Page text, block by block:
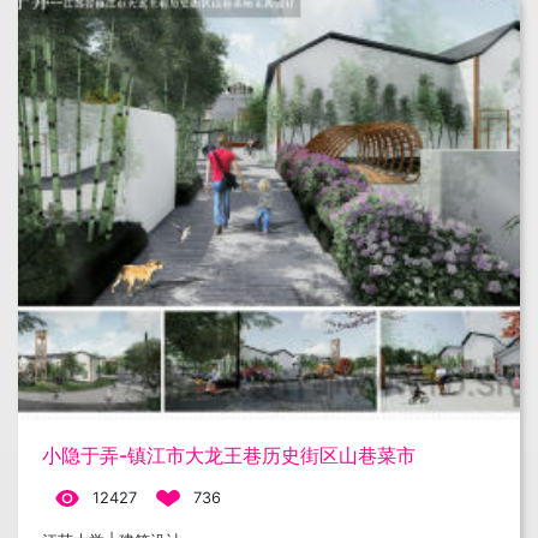
小隐于弄-镇江市大龙王巷历史街区山巷菜市
12427 736